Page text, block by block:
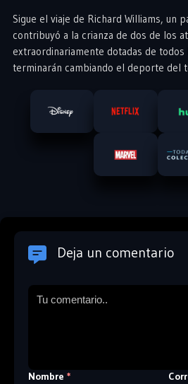
Sigue el viaje de Richard Williams, un
contribuyó a la crianza de dos de los
extraordinariamente dotadas de
terminarán cambiando el deporte del
Deja un comentario
Nombre *